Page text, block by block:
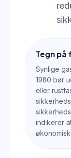
Tegn
Synlige
1980 bør
eller
indikerer